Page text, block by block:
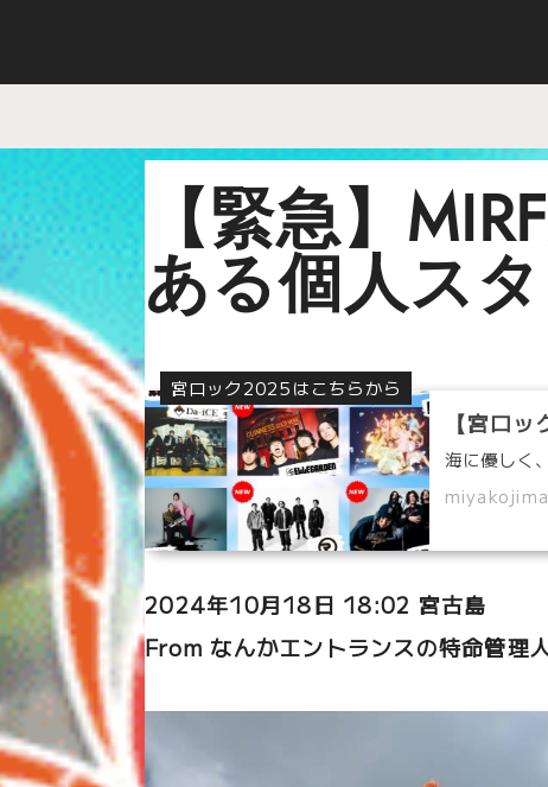
【緊急】
ある個人ス
宮ロック2025はこちらから
【宮ロ
2024年10月18日 18:02 宮古島
From なんかエントランスの特命管理